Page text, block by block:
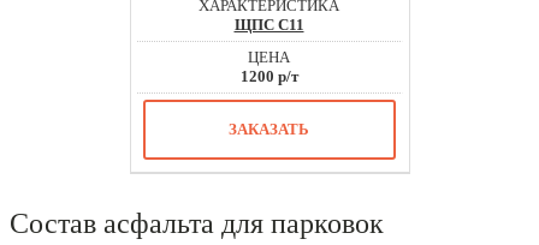
ЩПС С11
1200 р/т
ЗАКАЗАТЬ
Состав асфальта для парковок